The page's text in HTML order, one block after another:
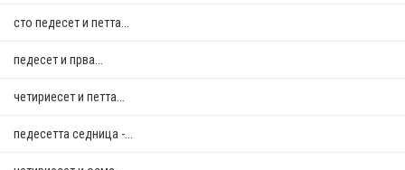
сто педесет и петта...
педесет и прва...
четириесет и петта...
педесетта седница -...